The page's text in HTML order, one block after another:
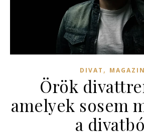
DIVAT , MAGAZIN
Örök
amelyek sosem
a